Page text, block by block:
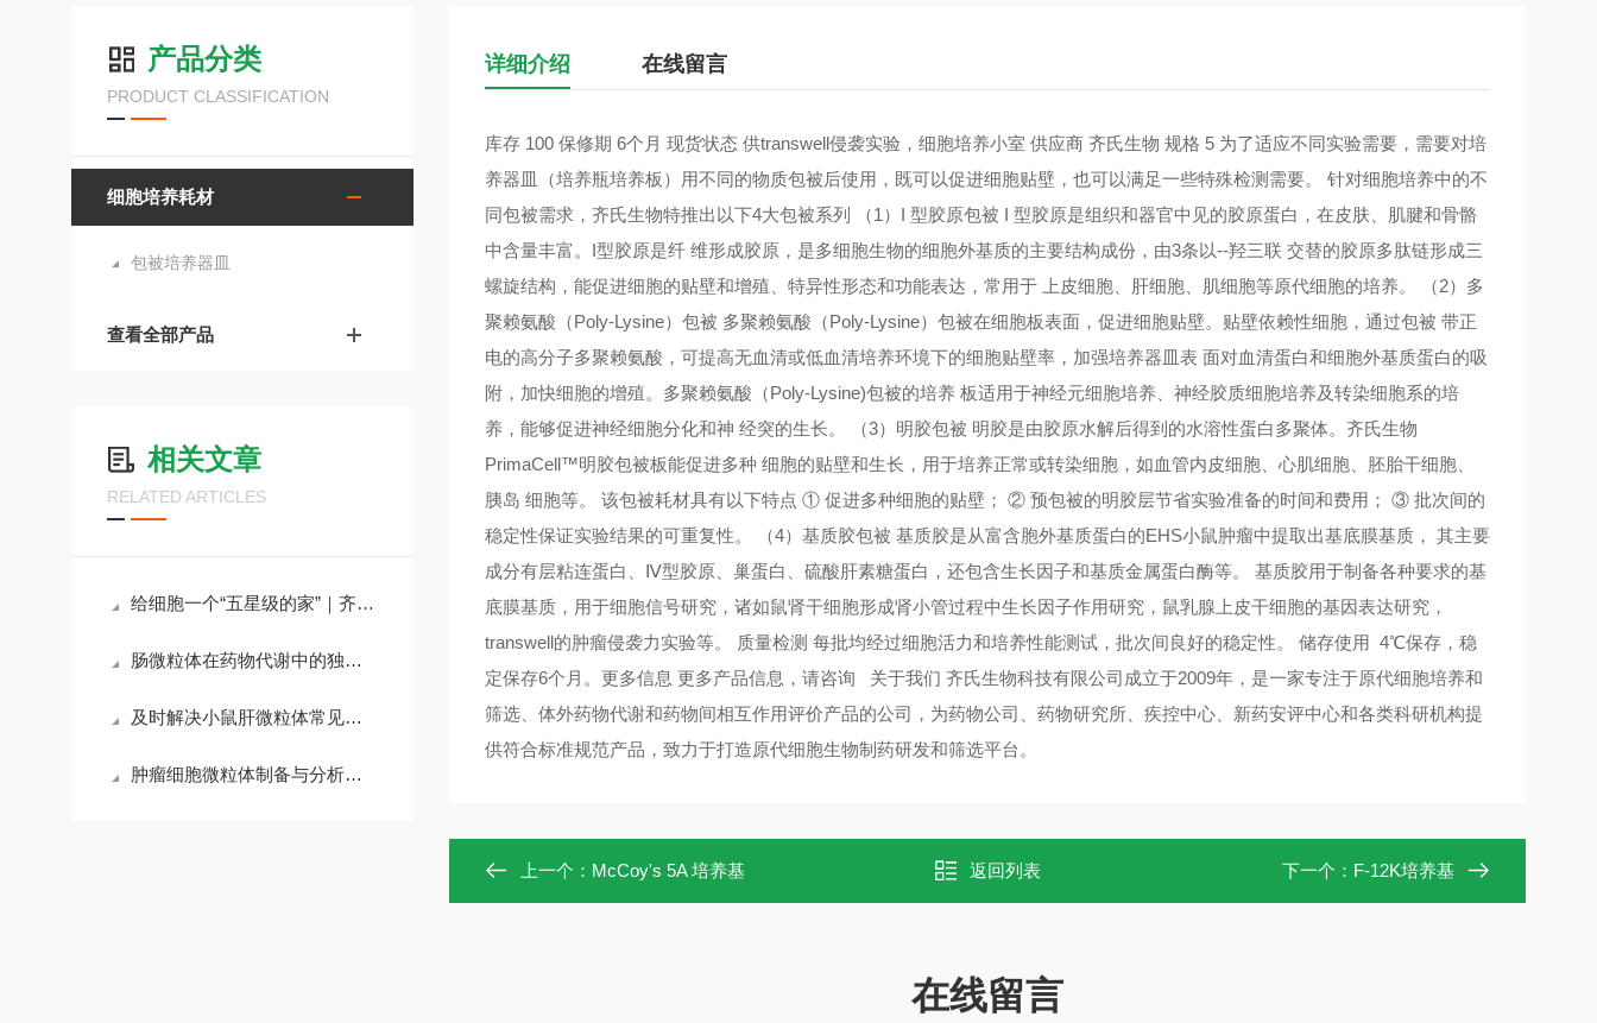
产品分类
PRODUCT CLASSIFICATION
细胞培养耗材
包被培养器皿
查看全部产品
相关文章
RELATED ARTICLES
给细胞一个“五星级的家”｜齐氏生物细胞培养包被耗材全攻略
肠微粒体在药物代谢中的独特应用
及时解决小鼠肝微粒体常见问题是保障体外代谢研究质量的核心
肿瘤细胞微粒体制备与分析——您关心的技术问题，答案全在这里
详细介绍 在线留言
库存 100 保修期 6个月 现货状态 供transwell侵袭实验，细胞培养小室 供应商 齐氏生物 规格 5 为了适应不同实验需要，需要对培
养器皿（培养瓶培养板）用不同的物质包被后使用，既可以促进细胞贴壁，也可以满足一些特殊检测需要。 针对细胞培养中的不
同包被需求，齐氏生物特推出以下4大包被系列 （1）I 型胶原包被 I 型胶原是组织和器官中见的胶原蛋白，在皮肤、肌腱和骨骼
中含量丰富。I型胶原是纤 维形成胶原，是多细胞生物的细胞外基质的主要结构成份，由3条以--羟三联 交替的胶原多肽链形成三
螺旋结构，能促进细胞的贴壁和增殖、特异性形态和功能表达，常用于 上皮细胞、肝细胞、肌细胞等原代细胞的培养。 （2）多
聚赖氨酸（Poly-Lysine）包被 多聚赖氨酸（Poly-Lysine）包被在细胞板表面，促进细胞贴壁。贴壁依赖性细胞，通过包被 带正
电的高分子多聚赖氨酸，可提高无血清或低血清培养环境下的细胞贴壁率，加强培养器皿表 面对血清蛋白和细胞外基质蛋白的吸
附，加快细胞的增殖。多聚赖氨酸（Poly-Lysine)包被的培养 板适用于神经元细胞培养、神经胶质细胞培养及转染细胞系的培
养，能够促进神经细胞分化和神 经突的生长。 （3）明胶包被 明胶是由胶原水解后得到的水溶性蛋白多聚体。齐氏生物
PrimaCell™明胶包被板能促进多种 细胞的贴壁和生长，用于培养正常或转染细胞，如血管内皮细胞、心肌细胞、胚胎干细胞、
胰岛 细胞等。 该包被耗材具有以下特点 ① 促进多种细胞的贴壁； ② 预包被的明胶层节省实验准备的时间和费用； ③ 批次间的
稳定性保证实验结果的可重复性。 （4）基质胶包被 基质胶是从富含胞外基质蛋白的EHS小鼠肿瘤中提取出基底膜基质， 其主要
成分有层粘连蛋白、Ⅳ型胶原、巢蛋白、硫酸肝素糖蛋白，还包含生长因子和基质金属蛋白酶等。 基质胶用于制备各种要求的基
底膜基质，用于细胞信号研究，诸如鼠肾干细胞形成肾小管过程中生长因子作用研究，鼠乳腺上皮干细胞的基因表达研究，
transwell的肿瘤侵袭力实验等。 质量检测 每批均经过细胞活力和培养性能测试，批次间良好的稳定性。 储存使用 4℃保存，稳
定保存6个月。更多信息 更多产品信息，请咨询 关于我们 齐氏生物科技有限公司成立于2009年，是一家专注于原代细胞培养和
筛选、体外药物代谢和药物间相互作用评价产品的公司，为药物公司、药物研究所、疾控中心、新药安评中心和各类科研机构提
供符合标准规范产品，致力于打造原代细胞生物制药研发和筛选平台。
上一个： McCoy's 5A 培养基 返回列表 下一个： F-12K培养基
在线留言